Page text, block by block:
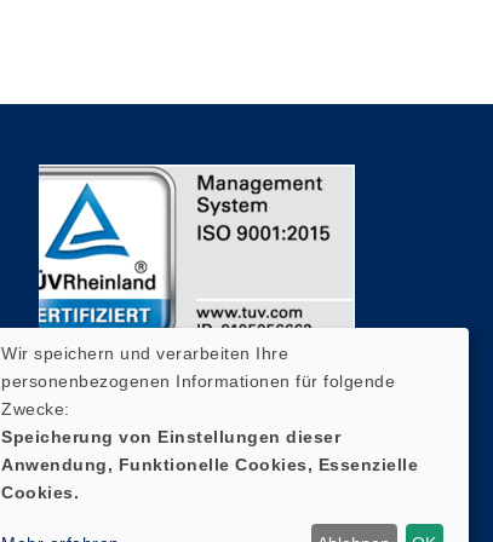
Wir speichern und verarbeiten Ihre
personenbezogenen Informationen für folgende
Zwecke:
Speicherung von Einstellungen dieser
Anwendung, Funktionelle Cookies, Essenzielle
Cookies.